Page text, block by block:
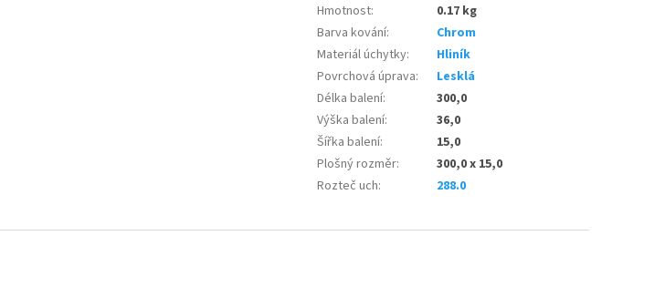
Hmotnost:
0.17 kg
Barva kování:
Chrom
Materiál úchytky:
Hliník
Povrchová úprava:
Lesklá
Délka balení:
300,0
Výška balení:
36,0
Šířka balení:
15,0
Plošný rozměr:
300,0 x 15,0
Rozteč uch: 288.0